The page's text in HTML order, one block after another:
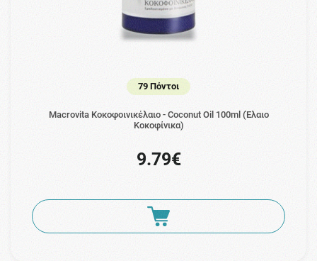
79 Πόντοι
Macrovita Κοκοφοινικέλαιο - Coconut Oil 100ml (Έλαιο
Κοκοφίνικα)
9.79€